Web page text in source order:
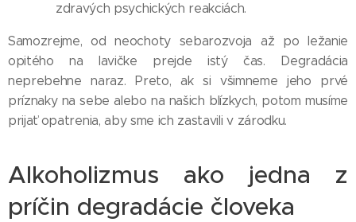
zdravých psychických reakciách.
Samozrejme, od neochoty sebarozvoja až po ležanie
opitého na lavičke prejde istý čas. Degradácia
neprebehne naraz. Preto, ak si všimneme jeho prvé
príznaky na sebe alebo na našich blízkych, potom musíme
prijať opatrenia, aby sme ich zastavili v zárodku.
Alkoholizmus ako jedna z
príčin degradácie človeka